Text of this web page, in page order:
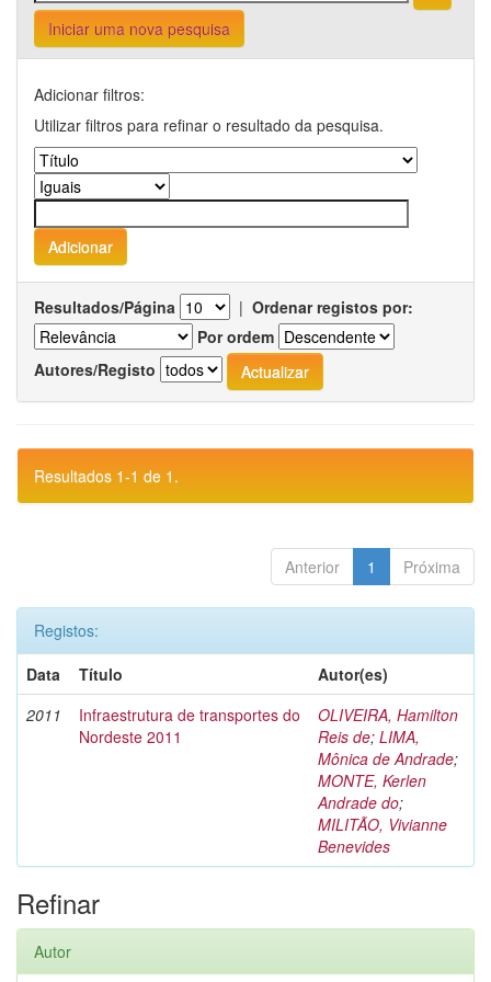
Iniciar uma nova pesquisa
Adicionar filtros:
Utilizar filtros para refinar o resultado da pesquisa.
Resultados/Página | Ordenar registos por:
Por ordem
Autores/Registo
Resultados 1-1 de 1.
Anterior 1 Próxima
Registos:
Data
Título
Autor(es)
2011
Infraestrutura de transportes do
Nordeste 2011
OLIVEIRA, Hamilton
Reis de; LIMA,
Mônica de Andrade;
MONTE, Kerlen
Andrade do;
MILITÃO, Vivianne
Benevides
Refinar
Autor